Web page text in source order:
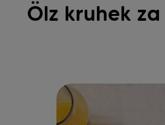
Ölz kruhek